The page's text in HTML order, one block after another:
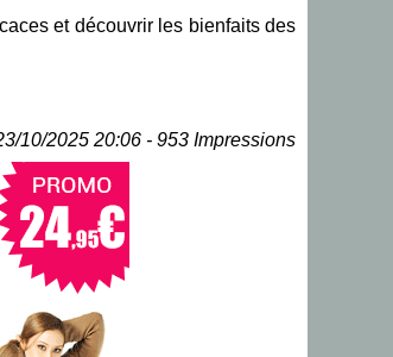
et découvrir les bienfaits des
10/2025 20:06 - 953 Impressions